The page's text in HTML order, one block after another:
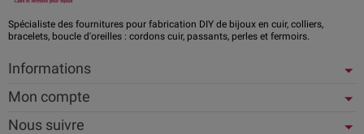
Spécialiste des fournitures pour fabrication DIY de bijoux en cuir, colliers,
bracelets, boucle d'oreilles : cordons cuir, passants, perles et fermoirs.
Informations
Mon compte
Nous suivre